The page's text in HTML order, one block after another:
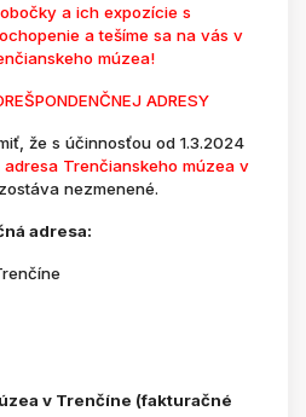
a ich expozície s
a tešíme sa na vás v
múzea!
ADRESY
že s účinnosťou od 1.3.2024
Trenčianskeho múzea v
nezmenené.
adresa:
v Trenčíne (fakturačné